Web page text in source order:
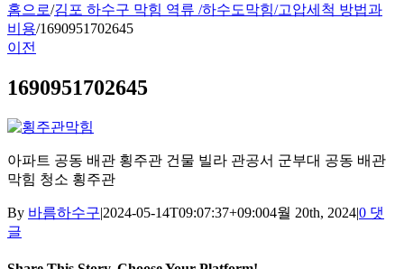
홈으로/김포 하수구 막힘 역류 /하수도막힘/고압세척 방법과
비용/1690951702645
이전
1690951702645
아파트 공동 배관 횡주관 건물 빌라 관공서 군부대 공동 배관
막힘 청소 횡주관
By 바름하수구|2024-05-14T09:07:37+09:004월 20th, 2024|0 댓
글